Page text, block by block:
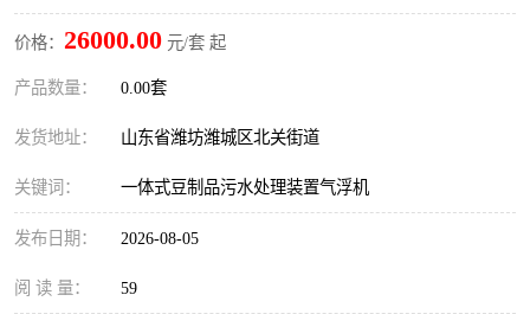
价格： 26000.00 元/套 起
产品数量： 0.00套
发货地址： 山东省潍坊潍城区北关街道
关键词： 一体式豆制品污水处理装置气浮机
发布日期： 2026-08-05
阅 读 量： 59
餐具消毒污水处理设备
塑料编织袋一体化污水处
理设备
养老院污水处理一体化设
整形医院污水处理设备
酿酒厂一体化污水处理设